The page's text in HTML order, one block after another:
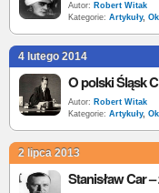
Autor: Robert Witak
Kategorie: Artykuły,
4 lutego 2014
Autor: Robert Witak
Kategorie: Artykuły,
2 lipca 2013